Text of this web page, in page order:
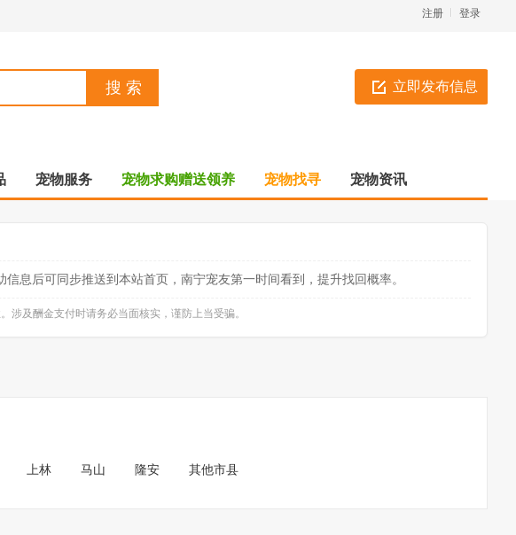
登录
注册
立即发布信息
宠物服务 宠物求购赠送领养 宠物找寻 宠物资讯
息后可同步推送到本站首页，南宁宠友第一时间看到，提升找回概率。
及酬金支付时请务必当面核实，谨防上当受骗。
上林 马山 隆安 其他市县